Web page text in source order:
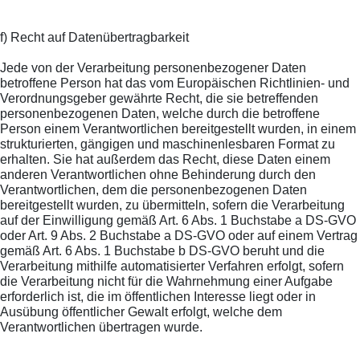
f) Recht auf Datenübertragbarkeit
Jede von der Verarbeitung personenbezogener Daten
betroffene Person hat das vom Europäischen Richtlinien- und
Verordnungsgeber gewährte Recht, die sie betreffenden
personenbezogenen Daten, welche durch die betroffene
Person einem Verantwortlichen bereitgestellt wurden, in einem
strukturierten, gängigen und maschinenlesbaren Format zu
erhalten. Sie hat außerdem das Recht, diese Daten einem
anderen Verantwortlichen ohne Behinderung durch den
Verantwortlichen, dem die personenbezogenen Daten
bereitgestellt wurden, zu übermitteln, sofern die Verarbeitung
auf der Einwilligung gemäß Art. 6 Abs. 1 Buchstabe a DS-GVO
oder Art. 9 Abs. 2 Buchstabe a DS-GVO oder auf einem Vertrag
gemäß Art. 6 Abs. 1 Buchstabe b DS-GVO beruht und die
Verarbeitung mithilfe automatisierter Verfahren erfolgt, sofern
die Verarbeitung nicht für die Wahrnehmung einer Aufgabe
erforderlich ist, die im öffentlichen Interesse liegt oder in
Ausübung öffentlicher Gewalt erfolgt, welche dem
Verantwortlichen übertragen wurde.